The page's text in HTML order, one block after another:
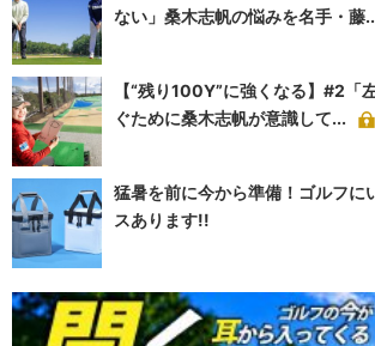
ない」桑木志帆の悩みを名手・藤
【“残り100Y”に強くなる】#2「
ぐために桑木志帆が意識して...
猛暑を前に今から準備！ゴルフに
スあります!!